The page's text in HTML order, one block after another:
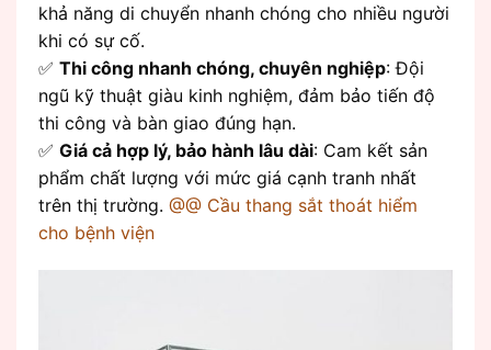
khả năng di chuyển nhanh chóng cho nhiều người
khi có sự cố.
✅ Thi công nhanh chóng, chuyên nghiệp: Đội
ngũ kỹ thuật giàu kinh nghiệm, đảm bảo tiến độ
thi công và bàn giao đúng hạn.
✅ Giá cả hợp lý, bảo hành lâu dài: Cam kết sản
phẩm chất lượng với mức giá cạnh tranh nhất
trên thị trường. @@ Cầu thang sắt thoát hiểm
cho bệnh viện